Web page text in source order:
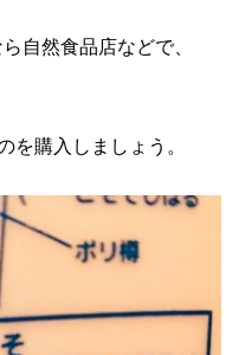
自然食品店などで、
を購入しましょう。